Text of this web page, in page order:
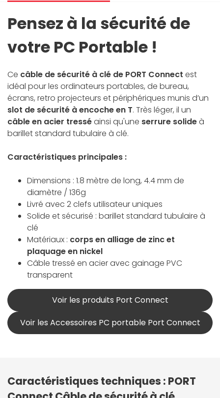
Pensez à la sécurité de
votre PC Portable !
Ce câble de sécurité à clé de PORT Connect est
idéal pour les ordinateurs portables, de bureau,
écrans, retro projecteurs et périphériques munis d’un
slot de sécurité à encoche en T. Très léger, il un
câble en acier tresséainsi qu'une serrure solideà
barillet standard tubulaire à clé.
Caractéristiques principales :
Dimensions : 1.8 mètre de long, 4.4 mm de
diamètre / 136g
Livré avec 2 clefs utilisateur uniques
Solide et sécurisé : barillet standard tubulaire à
clé
Matériaux : corps en alliage de zinc et
plaquage en nickel
Câble tressé en acier avec gainage PVC
transparent
Voir les produits Port Connect
Voir les Accessoires PC portable Port Connect
Caractéristiques techniques : PORT